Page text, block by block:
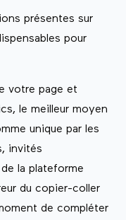
présentes sur
pour
votre page et
le meilleur moyen
unique par les
invités
la plateforme
du copier-coller
de compléter